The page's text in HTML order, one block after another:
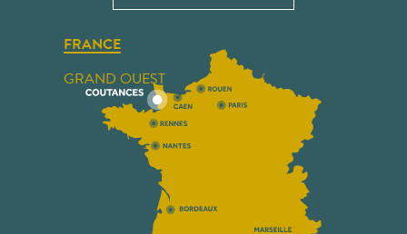
FRANCE
GRAND OUEST